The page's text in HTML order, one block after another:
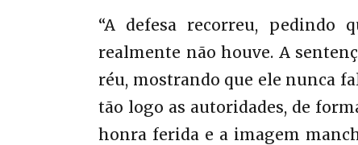
“A defesa recorreu, pedindo
realmente não houve. A
réu, mostrando que ele nunca
tão logo as autoridades, de
honra ferida e a imagem